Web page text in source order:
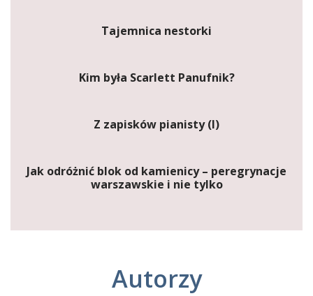
Tajemnica nestorki
Kim była Scarlett Panufnik?
Z zapisków pianisty (I)
Jak odróżnić blok od kamienicy – peregrynacje
warszawskie i nie tylko
Autorzy